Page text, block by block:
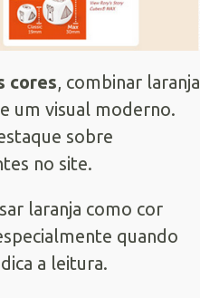
cores, combinar laranja
um visual moderno.
sobre
no site.
laranja como cor
quando
a leitura.